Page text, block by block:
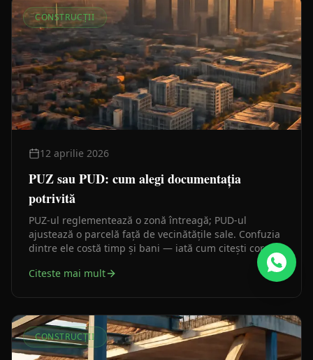
CONSTRUCȚII
12 aprilie 2026
PUZ sau PUD: cum alegi documentația
potrivită
PUZ-ul reglementează o zonă întreagă; PUD-ul
ajustează o parcelă față de vecinătățile sale. Confuzia
dintre ele costă timp și bani — iată cum citești corect
certificatul de urbanism ca să știi de la început pe ce
drum mergi.
Citeste mai mult
CONSTRUCȚII